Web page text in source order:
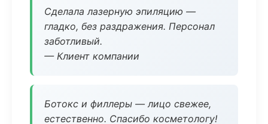
Сделала лазерную эпиляцию —
гладко, без раздражения. Персонал
заботливый.
— Клиент компании
Ботокс и филлеры — лицо свежее,
естественно. Спасибо косметологу!